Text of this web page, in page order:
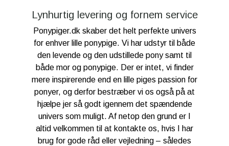
Lynhurtig levering og fornem service
Ponypiger.dk skaber det helt perfekte univers
for enhver lille ponypige. Vi har udstyr til både
den levende og den udstillede pony samt til
både mor og ponypige. Der er intet, vi finder
mere inspirerende end en lille piges passion for
ponyer, og derfor bestræber vi os også på at
hjælpe jer så godt igennem det spændende
univers som muligt. Af netop den grund er I
altid velkommen til at kontakte os, hvis I har
brug for gode råd eller vejledning – således